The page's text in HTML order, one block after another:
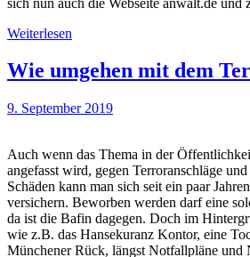
Weiterlesen
Wie umgehen mit dem
9. September 2019
Auch wenn das Thema in der
angefasst wird, gegen Terroranschläge
Schäden kann man sich seit ein paar
versichern. Beworben werden darf eine
da ist die Bafin dagegen. Doch im
wie z.B. das Hansekuranz Kontor, eine
Münchener Rück, längst Notfallpläne und